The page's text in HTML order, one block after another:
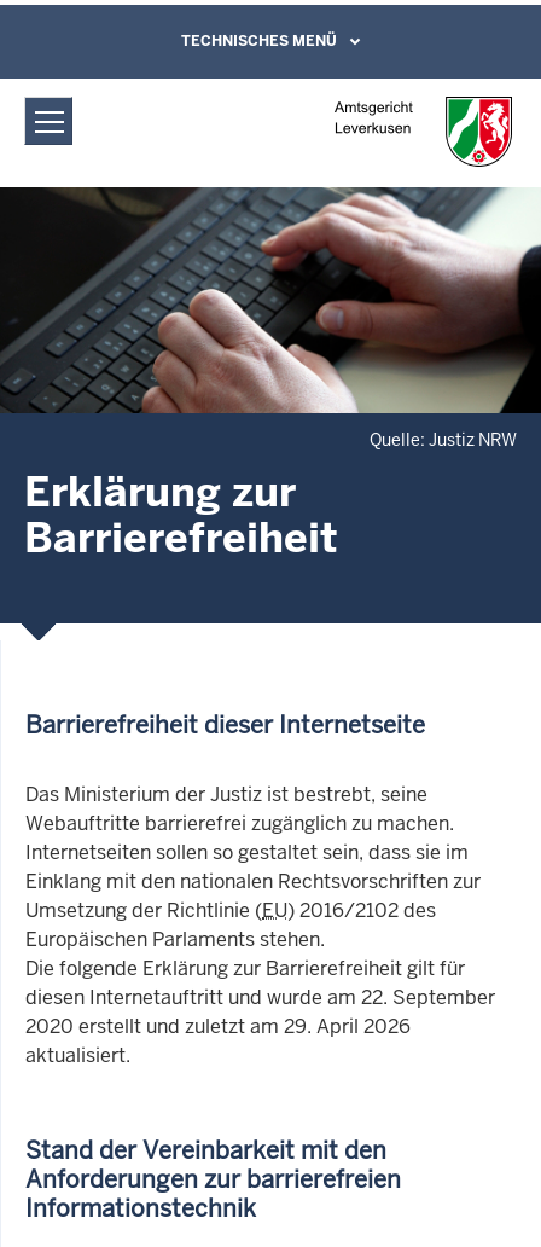
Amtsgericht Leverkusen: Erklärung zur
Barrierefreiheit
Direkt zum Inhalt
Leichte Sprache, Gebärdensprachenvideo
und Kontaktformular
TECHNISCHES MENÜ
Quelle: Justiz NRW
Erklärung zur
Barrierefreiheit
Barrierefreiheit dieser Internetseite
Das Ministerium der Justiz ist bestrebt, seine
Webauftritte barrierefrei zugänglich zu machen.
Internetseiten sollen so gestaltet sein, dass sie im
Einklang mit den nationalen Rechtsvorschriften zur
Umsetzung der Richtlinie (EU) 2016/2102 des
Europäischen Parlaments stehen.
Die folgende Erklärung zur Barrierefreiheit gilt für
diesen Internetauftritt und wurde am 22. September
2020 erstellt und zuletzt am 29. April 2026
aktualisiert.
Stand der Vereinbarkeit mit den
Anforderungen zur barrierefreien
Informationstechnik